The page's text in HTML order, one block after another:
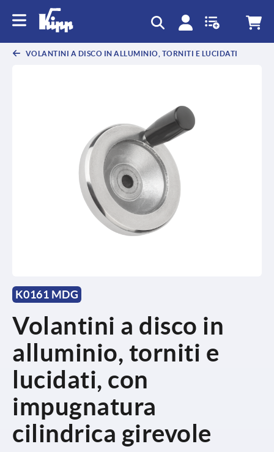
VOLANTINI A DISCO IN ALLUMINIO, TORNITI E LUCIDATI
K0161 MDG
Volantini a disco in
alluminio, torniti e
lucidati, con
impugnatura
cilindrica girevole